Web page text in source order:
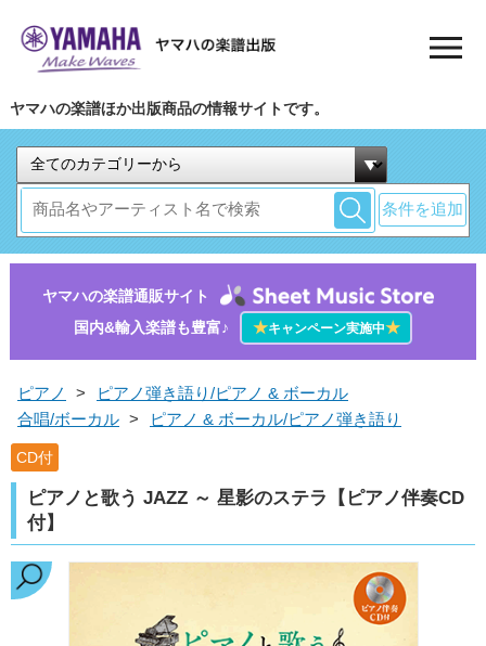
ヤマハの楽譜ほか出版商品の情報サイトです。
条件を追加
ヤマハの楽譜通販サイト
国内&輸入楽譜も豊富♪
★キャンペーン実施中★
ピアノ >
ピアノ弾き語り/ピアノ & ボーカル
合唱/ボーカル > ピアノ & ボーカル/ピアノ弾き語り
CD付
ピアノと歌う JAZZ ～ 星影のステラ【ピアノ伴奏CD
付】